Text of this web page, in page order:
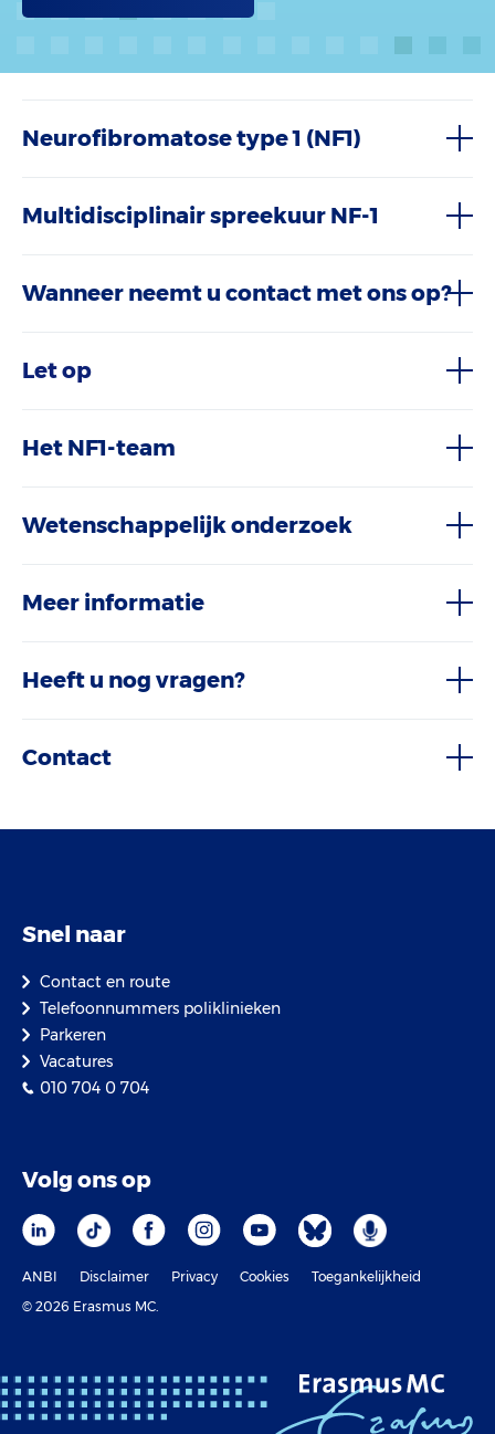
Neurofibromatose type 1 (NF1)
Multidisciplinair spreekuur NF-1
Wanneer neemt u contact met ons op?
Let op
Het NF1-team
Wetenschappelijk onderzoek
Meer informatie
Heeft u nog vragen?
Contact
Snel naar
Contact en route
Telefoonnummers poliklinieken
Parkeren
Vacatures
010 704 0 704
Volg ons op
ANBI Disclaimer Privacy Cookies
Toegankelijkheid
© 2026 Erasmus MC.